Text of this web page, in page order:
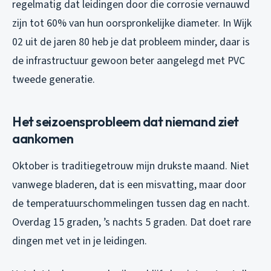
regelmatig dat leidingen door die corrosie vernauwd
zijn tot 60% van hun oorspronkelijke diameter. In Wijk
02 uit de jaren 80 heb je dat probleem minder, daar is
de infrastructuur gewoon beter aangelegd met PVC
tweede generatie.
Het seizoensprobleem dat niemand ziet
aankomen
Oktober is traditiegetrouw mijn drukste maand. Niet
vanwege bladeren, dat is een misvatting, maar door
de temperatuurschommelingen tussen dag en nacht.
Overdag 15 graden, ’s nachts 5 graden. Dat doet rare
dingen met vet in je leidingen.